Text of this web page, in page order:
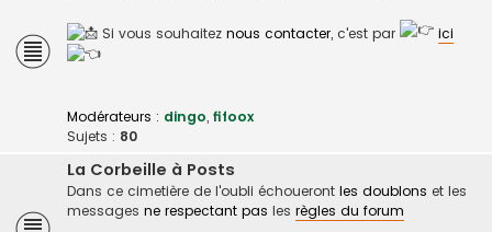
Si vous souhaitez nous contacter, c'est par ici
Modérateurs : dingo, fifoox
Sujets : 80
La Corbeille à Posts
Dans ce cimetière de l'oubli échoueront les doublons et les
messages ne respectant pas les règles du forum